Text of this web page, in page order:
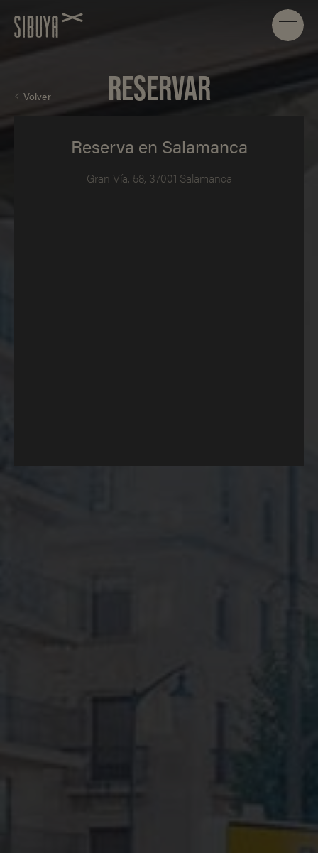
RESERVAR
Volver
Reserva en Salamanca
Gran Vía, 58, 37001 Salamanca